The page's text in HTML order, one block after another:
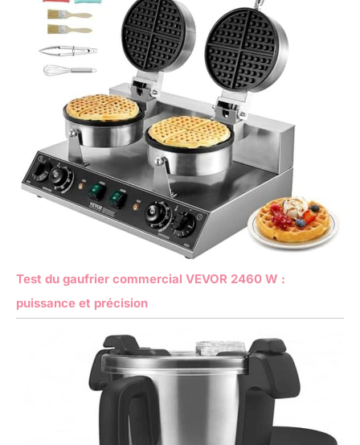
Test du gaufrier commercial VEVOR 2460 W :
puissance et précision